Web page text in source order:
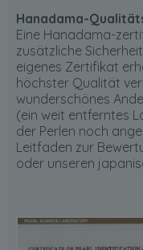
Hanadama-
Eine Hanadama-
zusätzliche
eigenes Zertifikat
höchster Qualität
wunderschönes
(ein weit entferntes
der Perlen noch
Leitfaden zur
oder unseren